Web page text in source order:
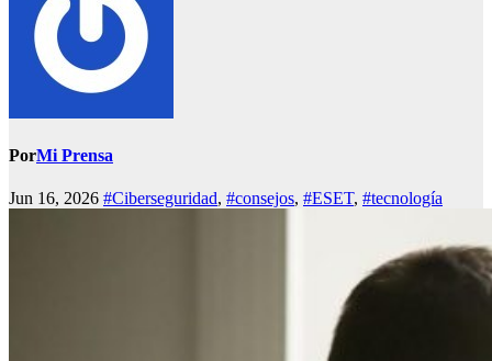
PorMi Prensa
Jun 16, 2026 #Ciberseguridad, #consejos, #ESET, #tecnología